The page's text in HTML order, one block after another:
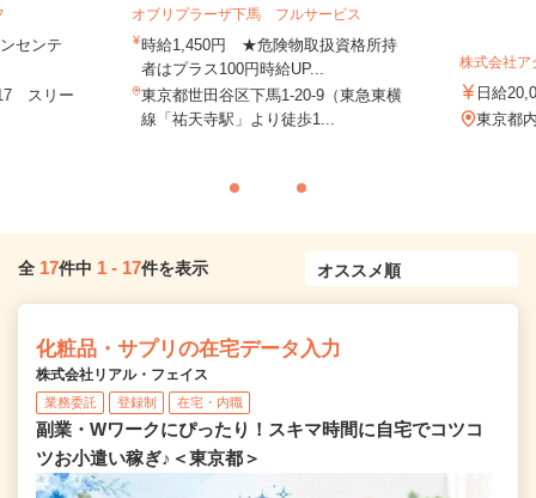
センテ
スリー
オブリプラーザ下馬 フルサービス
時給1,450円 ★危険物取扱資格所持
者はプラス100円時給UP...
東京都世田谷区下馬1-20-9（東急東横
線「祐天寺駅」より徒歩1...
株式会社ア
日給
東京都
全 17件中 1 - 17件を表示
化粧品・サプリの在宅データ入力
株式会社リアル・フェイス
業務委託 登録制 在宅・内職
副業・Wワークにぴったり！スキマ時間に自宅でコツコ
ツお小遣い稼ぎ♪＜東京都＞